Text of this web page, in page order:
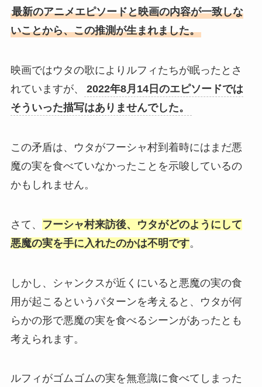
最新のアニメエピソードと映画の内容が一致しな
いことから、この推測が生まれました。
映画ではウタの歌によりルフィたちが眠ったとさ
れていますが、
2022年8月14日のエピソードでは
そういった描写はありませんでした。
この矛盾は、ウタがフーシャ村到着時にはまだ悪
魔の実を食べていなかったことを示唆しているの
かもしれません。
さて、
フーシャ村来訪後、ウタがどのようにして
悪魔の実を手に入れたのかは不明です。
しかし、シャンクスが近くにいると悪魔の実の食
用が起こるというパターンを考えると、ウタが何
らかの形で悪魔の実を食べるシーンがあったとも
考えられます。
ルフィがゴムゴムの実を無意識に食べてしまった